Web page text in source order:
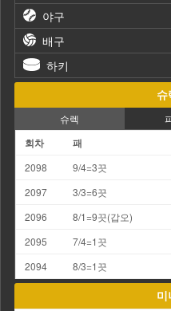
야구
배구
하키
슈렉
회차 패
2098 9/4=3끗
2097
3/3=6끗
2096
8/1=9끗(갑오)
2095
7/4=1끗
2094
8/3=1끗